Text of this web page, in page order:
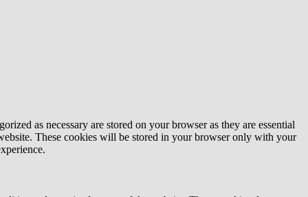
as necessary are stored on your browser as they are essential
These cookies will be stored in your browser only with your